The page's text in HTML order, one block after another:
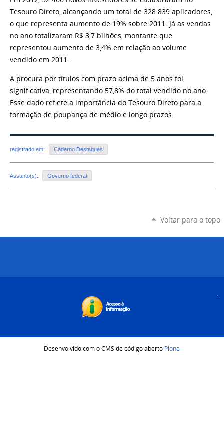
Tesouro Direto, alcançando um total de 328.839 aplicadores,
o que representa aumento de 19% sobre 2011. Já as vendas
no ano totalizaram R$ 3,7 bilhões, montante que
representou aumento de 3,4% em relação ao volume
vendido em 2011.
A procura por títulos com prazo acima de 5 anos foi
significativa, representando 57,8% do total vendido no ano.
Esse dado reflete a importância do Tesouro Direto para a
formação de poupança de médio e longo prazos.
registrado em: Caderno Destaques
Assunto(s): Governo federal
Voltar para o topo
Desenvolvido com o CMS de código aberto Plone